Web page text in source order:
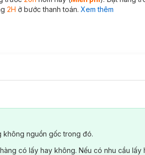
2H ở bước thanh toán. Xem thêm
không nguồn gốc trong đó.
có lấy hay không. Nếu có nhu cầu lấy